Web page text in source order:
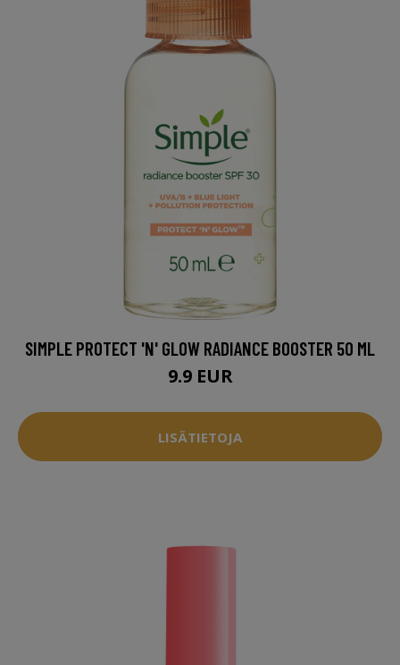
SIMPLE PROTECT 'N' GLOW RADIANCE BOOSTER 50 ML
9.9 EUR
LISÄTIETOJA